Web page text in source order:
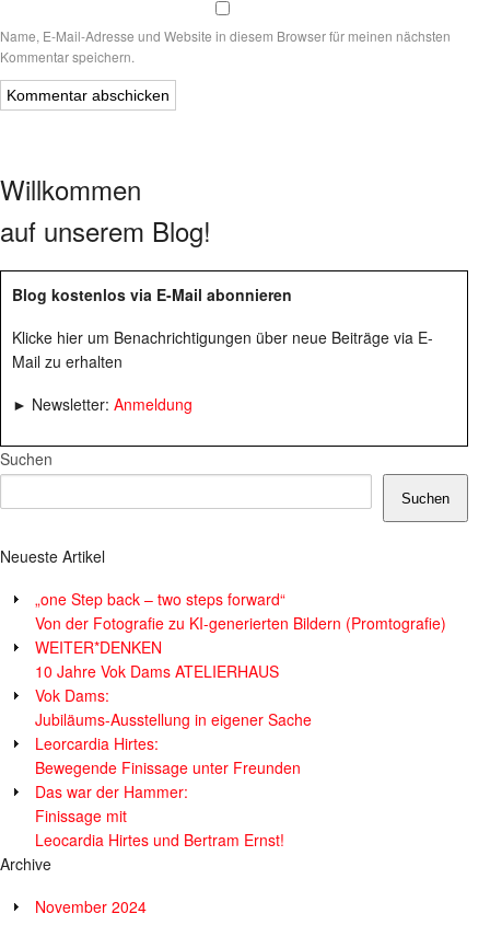
Name, E-Mail-Adresse und Website in diesem Browser für meinen nächsten
Kommentar speichern.
Willkommen
auf unserem Blog!
Blog kostenlos via E-Mail abonnieren
Klicke hier um Benachrichtigungen über neue Beiträge via E-
Mail zu erhalten
► Newsletter: Anmeldung
Suchen
Suchen
Neueste Artikel
„one Step back – two steps forward“
Von der Fotografie zu KI-generierten Bildern (Promtografie)
WEITER*DENKEN
10 Jahre Vok Dams ATELIERHAUS
Vok Dams:
Jubiläums-Ausstellung in eigener Sache
Leorcardia Hirtes:
Bewegende Finissage unter Freunden
Das war der Hammer:
Finissage mit
Leocardia Hirtes und Bertram Ernst!
Archive
November 2024